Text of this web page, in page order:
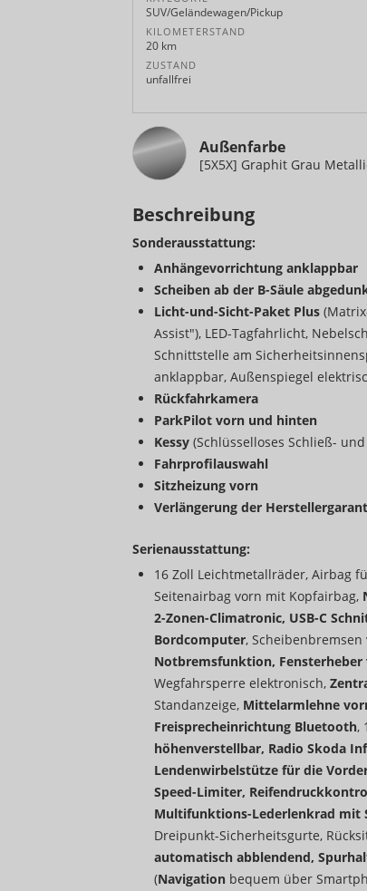
SUV/Geländewagen/Pickup
KILOMETERSTAND
20 km
ZUSTAND
unfallfrei
Außenfarbe
[5X5X] Graphit Grau
Beschreibung
Sonderausstattung:
Anhängevorrichtung anklappbar
Scheiben ab der B-Säule
Licht-und-Sicht-Paket Plus
Assist"), LED-Tagfahrlicht,
Schnittstelle am
anklappbar, Außenspiegel
Rückfahrkamera
ParkPilot vorn und hinten
Kessy (Schlüsselloses Schließ-
Fahrprofilauswahl
Sitzheizung vorn
Verlängerung der
Serienausstattung:
16 Zoll Leichtmetallräder, Airbag
Seitenairbag vorn mit Kopfairbag,
2-Zonen-Climatronic, USB-C
Bordcomputer,
Notbremsfunktion,
Wegfahrsperre elektronisch,
Standanzeige, Mittelarmlehne
Freisprecheinrichtung Bluetooth,
höhenverstellbar, Radio Skoda
Lendenwirbelstütze für die
Speed-Limiter,
Multifunktions-Lederlenkrad mit
Dreipunkt-Sicherheitsgurte,
automatisch abblendend,
(Navigation bequem über